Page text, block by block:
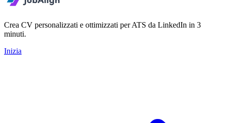
Crea CV personalizzati e ottimizzati per ATS da LinkedIn in 3
minuti.
Inizia